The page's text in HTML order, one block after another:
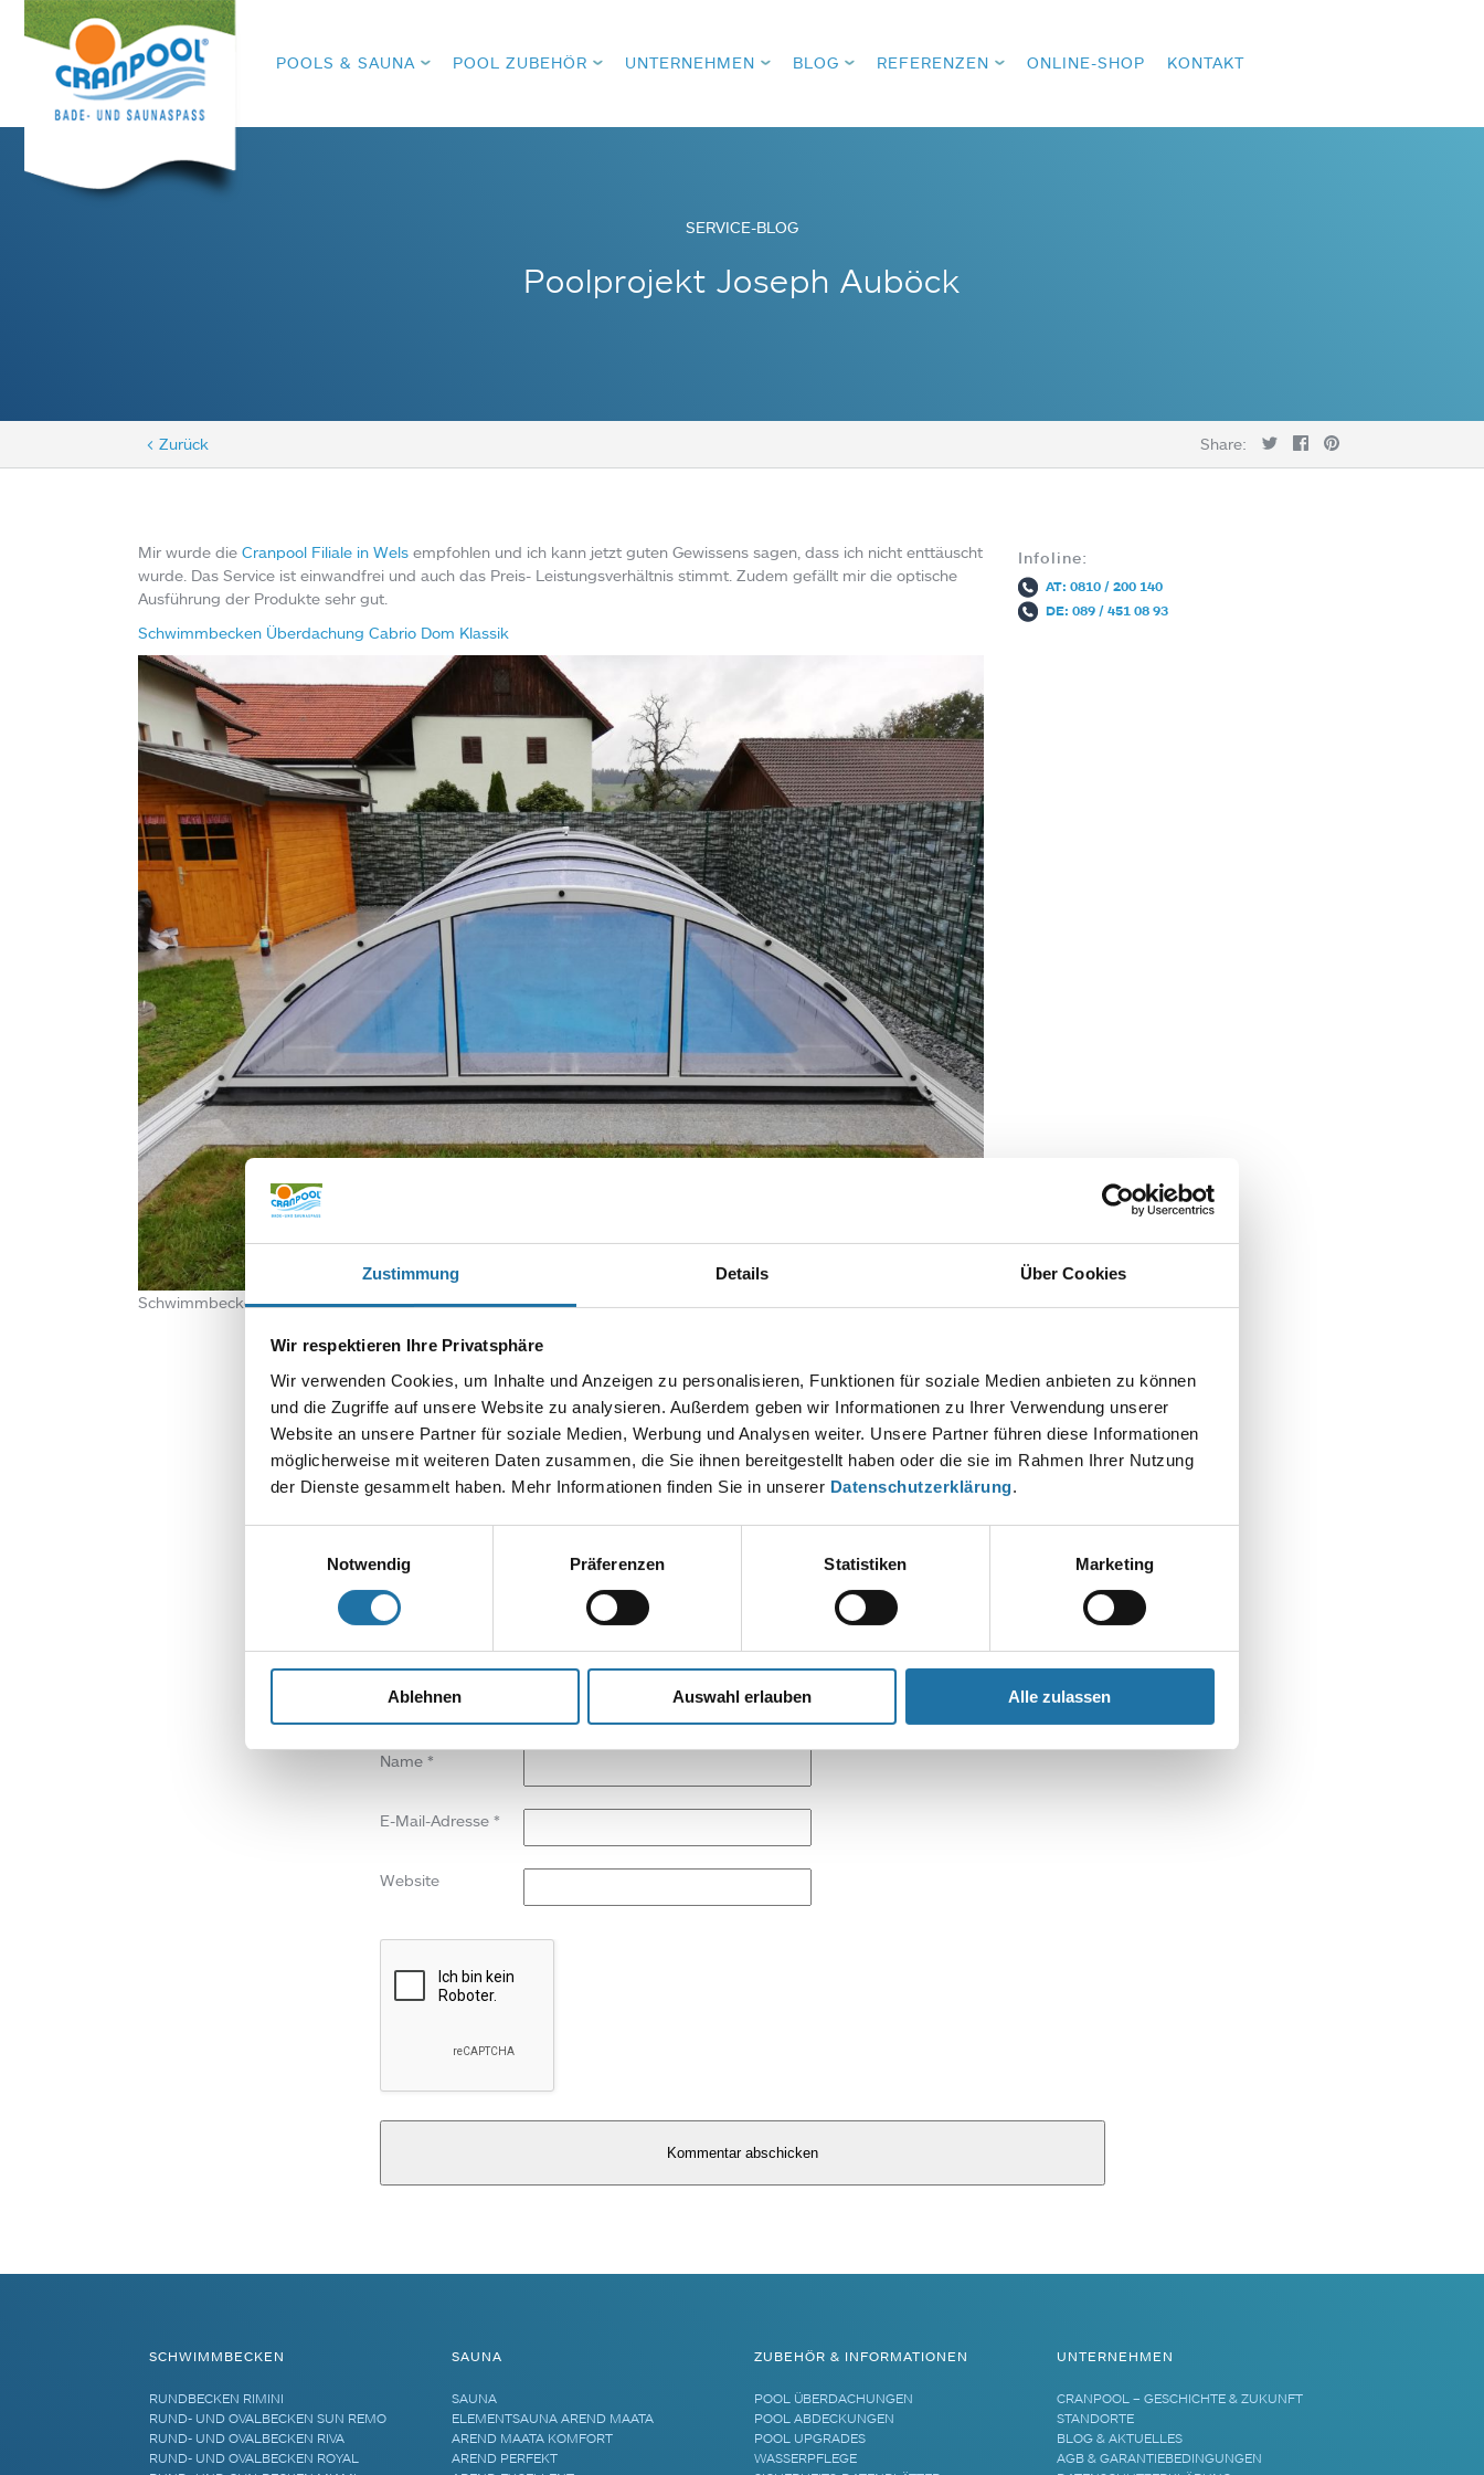
Zustimmung Details Über Cookies
Wir respektieren Ihre Privatsphäre
Wir verwenden Cookies, um Inhalte und Anzeigen zu personalisieren, Funktionen für soziale Medien anbieten zu können
und die Zugriffe auf unsere Website zu analysieren. Außerdem geben wir Informationen zu Ihrer Verwendung unserer
Website an unsere Partner für soziale Medien, Werbung und Analysen weiter. Unsere Partner führen diese Informationen
möglicherweise mit weiteren Daten zusammen, die Sie ihnen bereitgestellt haben oder die sie im Rahmen Ihrer Nutzung
der Dienste gesammelt haben. Mehr Informationen finden Sie in unserer Datenschutzerklärung.
Notwendig
Präferenzen Statistiken Marketing
Ablehnen Auswahl erlauben Alle zulassen
POOLS & SAUNA POOL ZUBEHÖR UNTERNEHMEN BLOG REFERENZEN ONLINE-SHOP KONTAKT
SERVICE-BLOG
Poolprojekt Joseph Auböck
< Zurück Share:
Mir wurde die Cranpool Filiale in Welsempfohlen und ich kann jetzt guten Gewissens sagen, dass ich nicht enttäuscht
wurde. Das Service ist einwandfrei und auch das Preis- Leistungsverhältnis stimmt. Zudem gefällt mir die optische
Ausführung der Produkte sehr gut.
Schwimmbecken Überdachung Cabrio Dom Klassik
Schwimmbeckenüberdachung Cabrio Dom Klassik
Infoline:
AT: 0810 / 200 140
DE: 089 / 451 08 93
Autor:
Franz Hopf
SCHREIBE EINEN KOMMENTAR
Kommentar
Name *
E-Mail-Adresse *
Website
SCHWIMMBECKEN
RUNDBECKEN RIMINI
RUND- UND OVALBECKEN SUN REMO
RUND- UND OVALBECKEN RIVA
RUND- UND OVALBECKEN ROYAL
SAUNA
SAUNA
ELEMENTSAUNA AREND MAATA
AREND MAATA KOMFORT
AREND PERFEKT
ZUBEHÖR & INFORMATIONEN
POOL ÜBERDACHUNGEN
POOL ABDECKUNGEN
POOL UPGRADES
WASSERPFLEGE
UNTERNEHMEN
CRANPOOL – GESCHICHTE & ZUKUNFT
STANDORTE
BLOG & AKTUELLES
AGB & GARANTIEBEDINGUNGEN